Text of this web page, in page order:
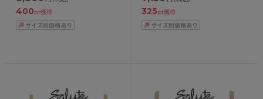
400pt獲得 325pt獲得